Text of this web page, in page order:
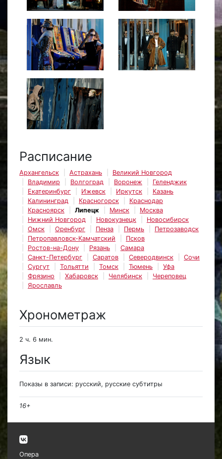
Расписание
Архангельск Астрахань
Великий Новгород
Владимир
Волгоград Воронеж
Геленджик
Екатеринбург
Ижевск Иркутск
Казань
Калининград
Красногорск
Краснодар
Красноярск
Липецк Минск
Москва
Нижний Новгород
Новокузнецк
Новосибирск
Омск
Оренбург Пенза Пермь
Петрозаводск
Петропавловск-Камчатский
Псков
Ростов-на-Дону
Рязань
Самара
Санкт-Петербург
Саратов Северодвинск
Сочи
Сургут
Тольятти Томск Тюмень
Уфа
Фрязино
Хабаровск Челябинск
Череповец
Ярославль
Хронометраж
2 ч. 6 мин.
Язык
Показы в записи: русский, русские субтитры
16+
Опера